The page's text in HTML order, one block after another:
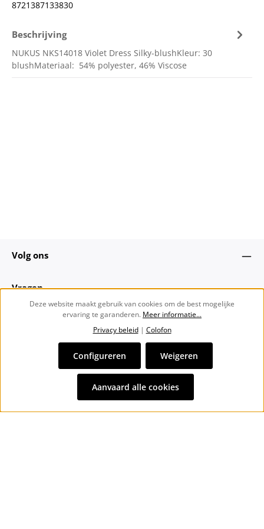
8721387133830
Beschrijving
NUKUS NKS14018 Violet Dress Silky-blushKleur: 30
blushMateriaal: 54% polyester, 46% Viscose
Volg ons
Vragen
Alle prijzen incl. btw plusverzendkosten
bezorgkosten, indien niet anders vermeld.
Deze website maakt gebruik van cookies om de best mogelijke
ervaring te garanderen. Meer informatie...
Privacy beleid| Colofon
Weigeren
Configureren
Aanvaard alle cookies